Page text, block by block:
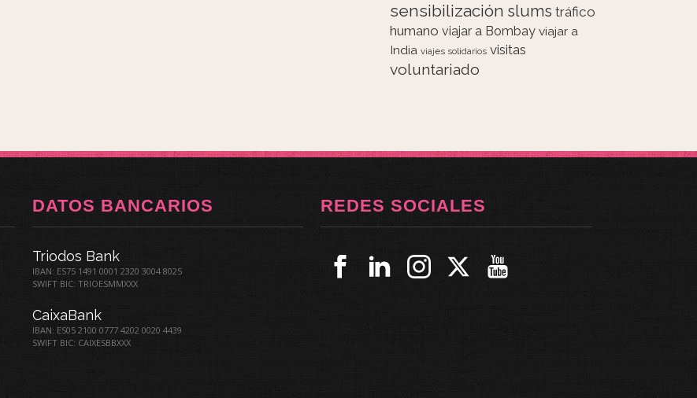
sensibilización slums tráfico
humano viajar a Bombay viajar a
India viajes solidarios visitas
voluntariado
DATOS BANCARIOS
Triodos Bank
IBAN: ES75 1491 0001 2320 3004 8025
SWIFT BIC: TRIOESMMXXX
CaixaBank
IBAN: ES05 2100 0777 4202 0020 4439
SWIFT BIC: CAIXESBBXXX
REDES SOCIALES